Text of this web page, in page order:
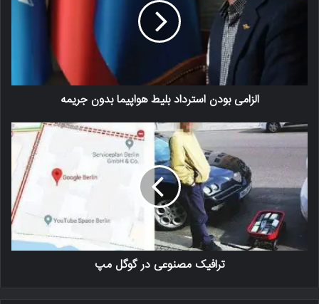
الزامی بودن استرداد بلیط هواپیما بدون جریمه
ترافیک مصنوعی در گوگل مپ